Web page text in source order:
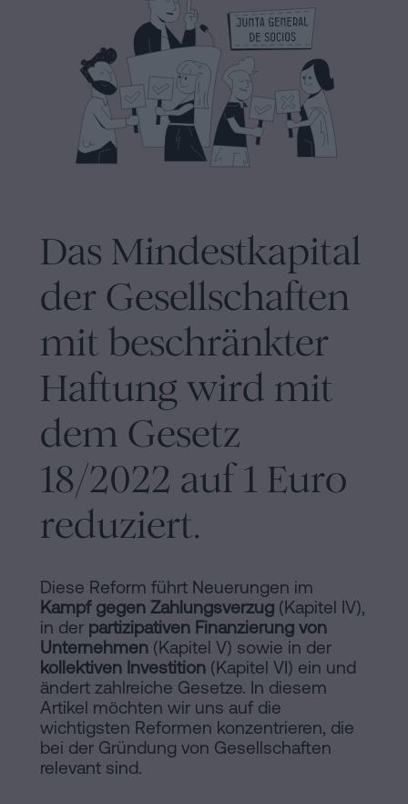
Interesse
Redaktioneller
Inhaltsprozess
Personalizar
Folgen
uns
den
sozialen
Netzwerken
Das Mindestkapital
der Gesellschaften
mit beschränkter
Haftung wird mit
dem Gesetz
18/2022 auf 1 Euro
reduziert.
Diese Reform führt Neuerungen im
Kampf gegen Zahlungsverzug (Kapitel IV),
in der partizipativen Finanzierung von
Unternehmen (Kapitel V) sowie in der
kollektiven Investition (Kapitel VI) ein und
ändert zahlreiche Gesetze. In diesem
Artikel möchten wir uns auf die
wichtigsten Reformen konzentrieren, die
bei der Gründung von Gesellschaften
relevant sind.